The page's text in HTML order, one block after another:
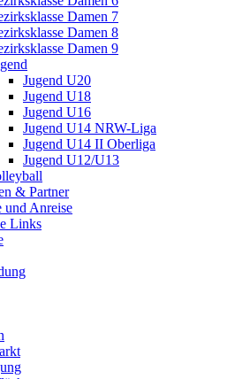
Damen 7
Damen 8
Damen 9
Jugend U20
Jugend U18
Jugend U16
Jugend U14 NRW-Liga
Jugend U14 II Oberliga
Jugend U12/U13
& Partner
und Anreise
Links